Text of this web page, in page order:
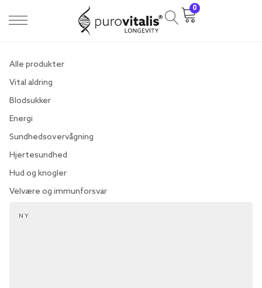
0
Alle produkter
Vital aldring
Blodsukker
Energi
Sundhedsovervågning
Hjertesundhed
Hud og knogler
Velvære og immunforsvar
NY